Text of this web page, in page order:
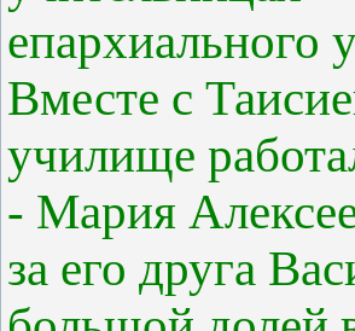
епархиального
Вместе с
училище
- Мария
за его друга